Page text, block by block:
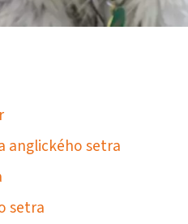
anglického setra
setra